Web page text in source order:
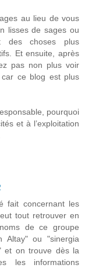
au lieu de vous
lisses de sages ou
des choses plus
Et ensuite, après
pas non plus voir
car ce blog est plus
pourquoi
et à l’exploitation
fait concernant les
tout retrouver en
de ce groupe
Altay" ou "sinergia
et on trouve dès la
les informations